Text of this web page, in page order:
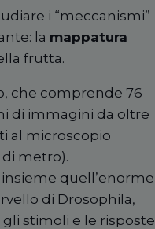
i “meccanismi”
la mappatura
frutta.
, che comprende 76
di immagini da oltre
i al microscopio
metro).
quell ’enorme
di Drosophila,
stimoli e le risposte